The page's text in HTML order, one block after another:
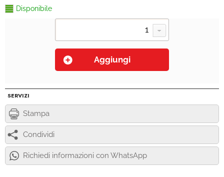
Disponibile
SERVIZI
Stampa
Condividi
Richiedi informazioni con WhatsApp